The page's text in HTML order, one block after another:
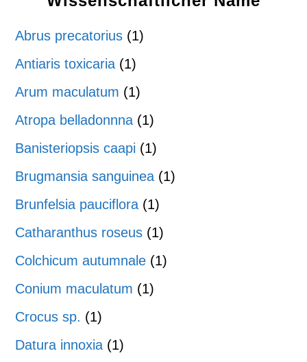
Abrus precatorius (1)
Antiaris toxicaria (1)
Arum maculatum (1)
Atropa belladonnna (1)
Banisteriopsis caapi (1)
Brugmansia sanguinea (1)
Brunfelsia pauciflora (1)
Catharanthus roseus (1)
Colchicum autumnale (1)
Conium maculatum (1)
Crocus sp. (1)
Datura innoxia (1)